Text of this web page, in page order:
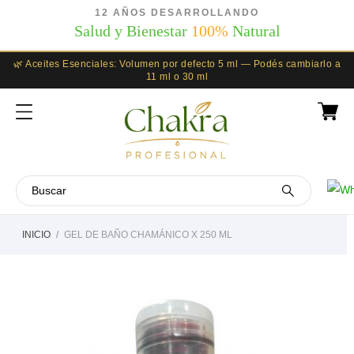
12 AÑOS DESARROLLANDO
Salud y Bienestar 100% Natural
🌿 Aceites Esenciales: Volumen por defecto 5 ml — Podés cambiarlo a
11 ml o 30 ml
INICIO GEL DE BAÑO CHAMÁNICO X 250 ML